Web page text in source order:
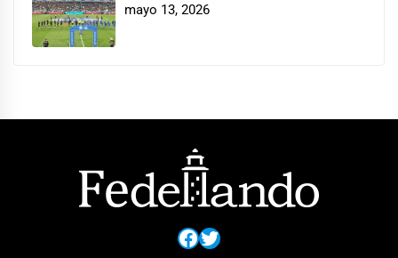
mayo 13, 2026
Facebook
Twitter